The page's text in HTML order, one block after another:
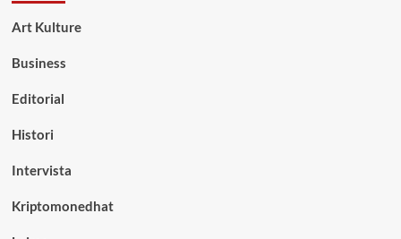
Art Kulture
Business
Editorial
Histori
Intervista
Kriptomonedhat